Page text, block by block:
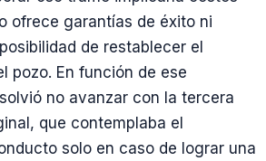
ofrece garantías de éxito ni
de restablecer el
pozo. En función de ese
no avanzar con la tercera
que contemplaba el
solo en caso de lograr una